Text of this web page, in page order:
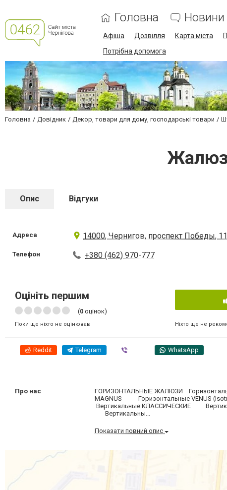
Головна Новини
Афіша Дозвілля Карта міста
Потрібна допомога
Головна Довідник Декор, товари для дому, господарські товари
Опис Відгуки
Адреса 14000, Чернигов, проспект Победы,
Телефон +380 (462) 970-777
Оцініть першим
(0 оцінок)
Поки ще ніхто не оцінював Ніхто ще не
Reddit Telegram WhatsApp
Про нас
ГОРИЗОНТАЛЬНЫЕ ЖАЛЮЗИ
MAGNUS Горизонтальные VENUS
Вертикальные КЛАССИЧЕСКИЕ
Вертикальны...
Показати повний опис